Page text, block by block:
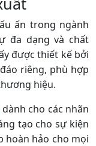
ấn trong ngành
đa dạng và chất
được thiết kế bởi
riêng, phù hợp
hiệu.
dành cho các nhãn
tạo cho sự kiện
hoàn hảo cho mọi